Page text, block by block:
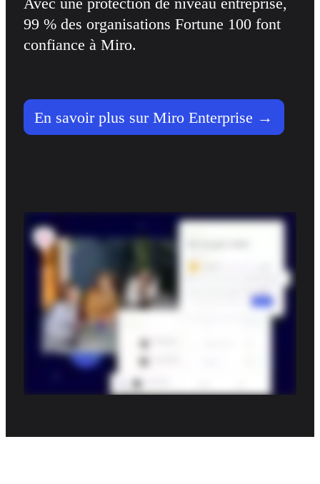
99 % des organisations Fortune 100 font
confiance à Miro.
En savoir plus sur Miro Enterprise →